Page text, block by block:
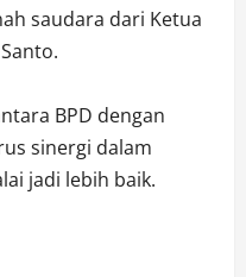
saudara dari Ketua
BPD dengan
sinergi dalam
jadi lebih baik.